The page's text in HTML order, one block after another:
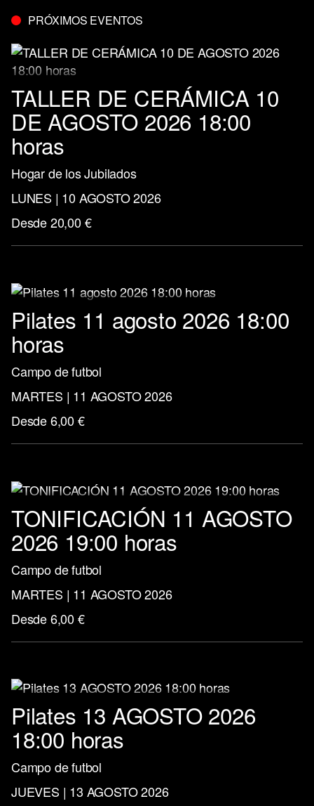
PRÓXIMOS EVENTOS
TALLER DE CERÁMICA 10
DE AGOSTO 2026 18:00
horas
Hogar de los Jubilados
LUNES | 10 AGOSTO 2026
Desde 20,00 €
Pilates 11 agosto 2026 18:00
horas
Campo de futbol
MARTES | 11 AGOSTO 2026
Desde 6,00 €
TONIFICACIÓN 11 AGOSTO
2026 19:00 horas
Campo de futbol
MARTES | 11 AGOSTO 2026
Desde 6,00 €
Pilates 13 AGOSTO 2026
18:00 horas
Campo de futbol
JUEVES | 13 AGOSTO 2026